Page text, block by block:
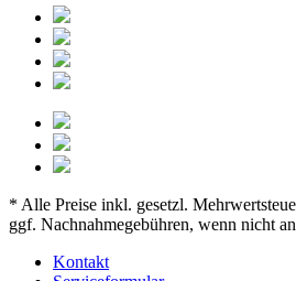
* Alle Preise inkl. gesetzl.
ggf. Nachnahmegebühren, wenn nicht
Kontakt